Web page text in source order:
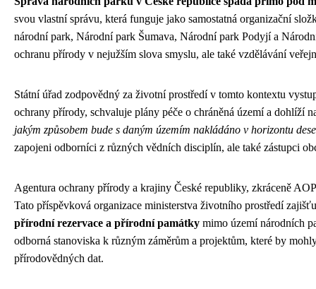
svou vlastní správu, která funguje jako samostatná organizační
národní park, Národní park Šumava, Národní park Podyjí a
ochranu přírody v nejužším slova smyslu, ale také vzdělávání
Státní úřad zodpovědný za životní prostředí v tomto kontextu
ochrany přírody, schvaluje plány péče o chráněná území a dohlíží
jakým způsobem bude s daným územím nakládáno v horizontu
zapojeni odborníci z různých vědních disciplín, ale také zástupci
Agentura ochrany přírody a krajiny České republiky, zkráceně
Tato příspěvková organizace ministerstva životního prostředí
přírodní rezervace a přírodní památky mimo území národních
odborná stanoviska k různým záměrům a projektům, které by
přírodovědných dat.